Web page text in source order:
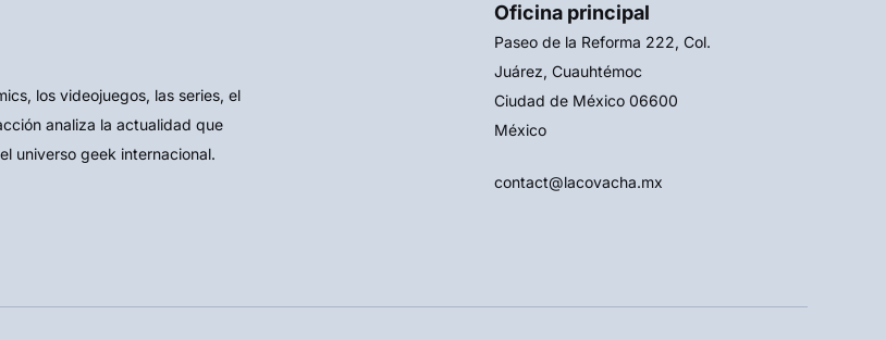
los videojuegos, las series, el
analiza la actualidad que
universo geek internacional.
Oficina principal
Paseo de la Reforma 222, Col.
Juárez, Cuauhtémoc
Ciudad de México 06600
México
contact@lacovacha.mx